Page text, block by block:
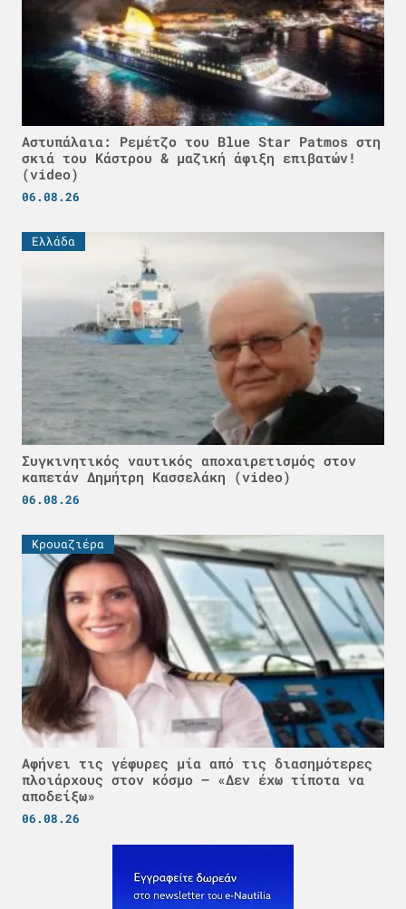
Αστυπάλαια: Ρεμέτζο του Blue Star Patmos στη
σκιά του Κάστρου & μαζική άφιξη επιβατών!
(video)
06.08.26
Ελλάδα
Συγκινητικός ναυτικός αποχαιρετισμός στον
καπετάν Δημήτρη Κασσελάκη (video)
06.08.26
Κρουαζιέρα
Αφήνει τις γέφυρες μία από τις διασημότερες
πλοιάρχους στον κόσμο – «Δεν έχω τίποτα να
αποδείξω»
06.08.26